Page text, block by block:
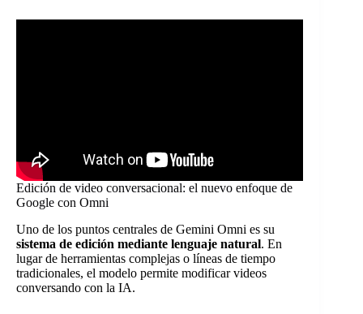
Edición de video conversacional: el nuevo enfoque de
Google con Omni
Uno de los puntos centrales de Gemini Omni es su
sistema de edición mediante lenguaje natural. En
lugar de herramientas complejas o líneas de tiempo
tradicionales, el modelo permite modificar videos
conversando con la IA.